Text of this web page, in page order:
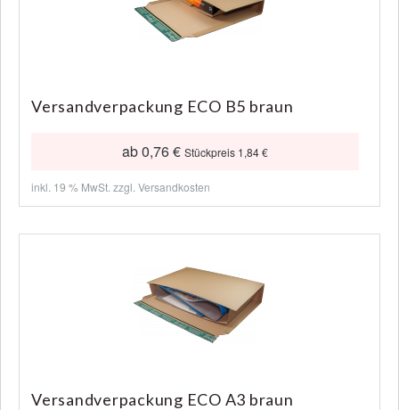
Versandverpackung ECO B5 braun
ab 0,76 € Stückpreis 1,84 €
inkl. 19 % MwSt. zzgl. Versandkosten
Versandverpackung ECO A3 braun